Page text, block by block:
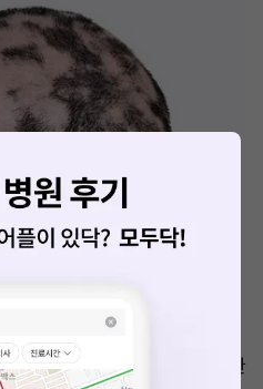
만, 경우에 따라서는 여러개가 한